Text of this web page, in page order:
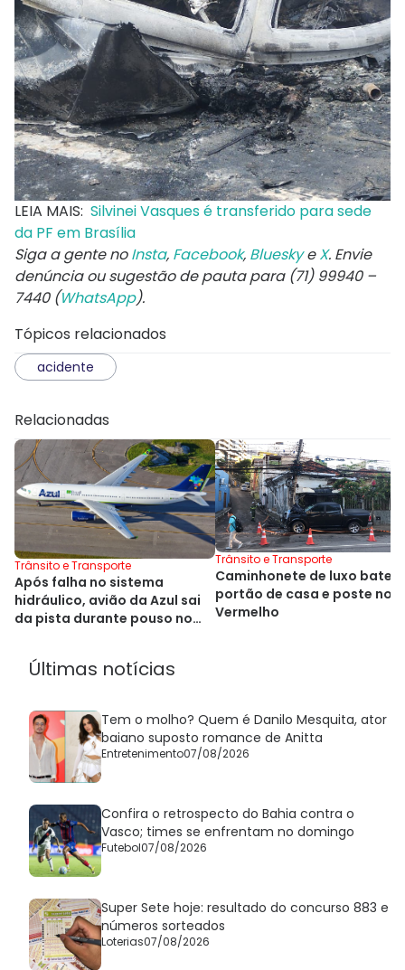
LEIA MAIS: Silvinei Vasques é transferido para sede
da PF em Brasília
Siga a gente noInsta, Facebook, BlueskyeX. Envie
denúncia ou sugestão de pauta para (71) 99940 –
7440 (WhatsApp).
Tópicos relacionados
acidente
Relacionadas
Trânsito e Transporte
Após falha no sistema
hidráulico, avião da Azul sai
da pista durante pouso no
Trânsito e Transporte
Caminhonete de luxo bate
portão de casa e poste no
Vermelho
Últimas notícias
Tem o molho? Quem é Danilo Mesquita, ator
baiano suposto romance de Anitta
Entretenimento07/08/2026
Confira o retrospecto do Bahia contra o
Vasco; times se enfrentam no domingo
Futebol07/08/2026
Super Sete hoje: resultado do concurso 883 e
números sorteados
Loterias07/08/2026